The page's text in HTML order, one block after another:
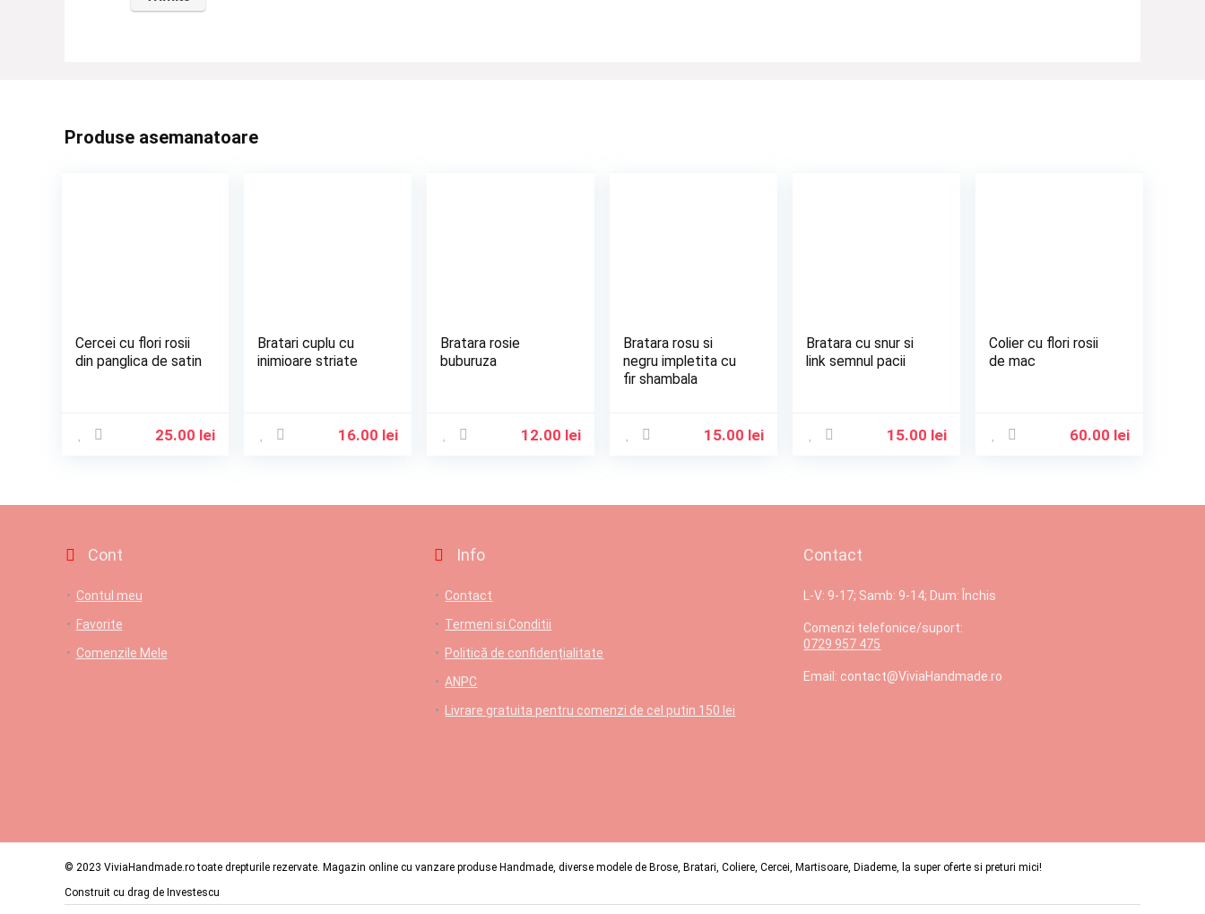
Produse asemanatoare
Cercei cu flori rosii
din panglica de satin
25.00 lei
Bratari cuplu cu
inimioare striate
16.00 lei
Bratara rosie
buburuza
12.00 lei
Bratara rosu si
negru impletita cu
fir shambala
15.00 lei
Bratara cu snur si
link semnul pacii
15.00 lei
Colier cu flori rosii
de mac
60.00 lei
Cont
Contul meu
Favorite
Comenzile Mele
Info
Contact
Termeni si Conditii
Politică de confidențialitate
ANPC
Livrare gratuita pentru comenzi de cel putin 150 lei
Contact
L-V: 9-17; Samb: 9-14; Dum: Închis
Comenzi telefonice/suport:
0729 957 475
Email: contact@ViviaHandmade.ro
© 2023 ViviaHandmade.ro toate drepturile rezervate. Magazin online cu vanzare produse Handmade, diverse modele de Brose, Bratari, Coliere, Cercei, Martisoare, Diademe, la super oferte si preturi mici!
Construit cu drag de Investescu